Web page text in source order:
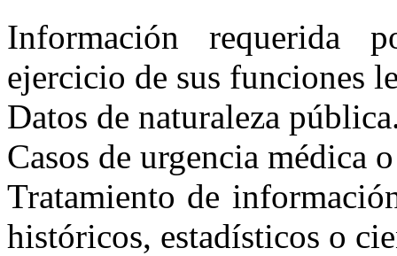
Información requerida
ejercicio de sus funciones
Datos de naturaleza
Casos de urgencia médica
Tratamiento de
históricos, estadísticos o